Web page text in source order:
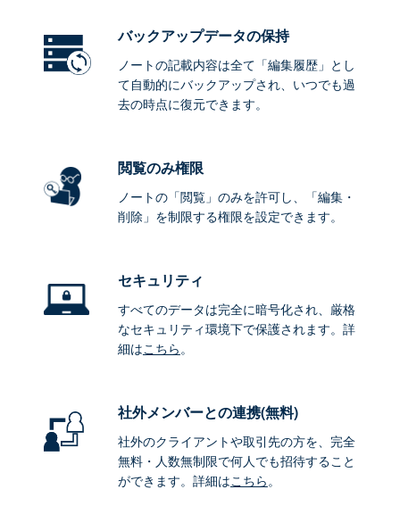
バックアップデータの保持
ノートの記載内容は全て「編集履歴」とし
て自動的にバックアップされ、いつでも過
去の時点に復元できます。
閲覧のみ権限
ノートの「閲覧」のみを許可し、「編集・
削除」を制限する権限を設定できます。
セキュリティ
すべてのデータは完全に暗号化され、厳格
なセキュリティ環境下で保護されます。詳
細はこちら。
社外メンバーとの連携(無料)
社外のクライアントや取引先の方を、完全
無料・人数無制限で何人でも招待すること
ができます。詳細はこちら。